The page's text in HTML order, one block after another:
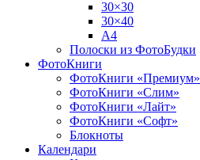
30×30
30×40
A4
Полоски из ФотоБудки
ФотоКниги
ФотоКниги «Премиум»
ФотоКниги «Слим»
ФотоКниги «Лайт»
ФотоКниги «Софт»
Блокноты
Календари